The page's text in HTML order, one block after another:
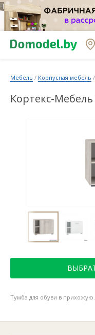
Мебель / Корпусная мебель /
Кортекс-
Тумба для обуви в